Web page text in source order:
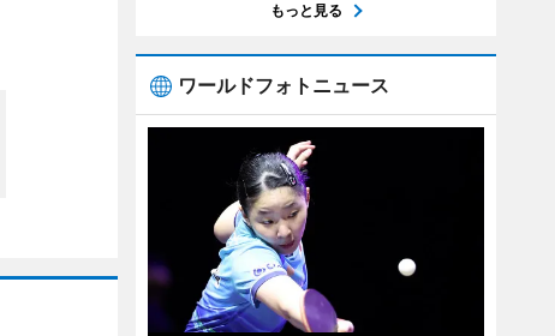
もっと見る
ワールドフォトニュース